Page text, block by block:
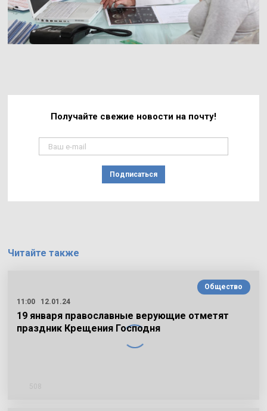
Получайте свежие новости на почту!
Подписаться
Читайте также
Общество
11:00
12.01.24
19 января православные верующие отметят
праздник Крещения Господня